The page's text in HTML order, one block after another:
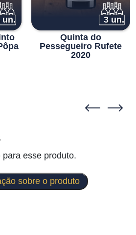
un.
3 un.
Quinta do
Pessegueiro Rufete
2020
esse produto.
sobre o produto